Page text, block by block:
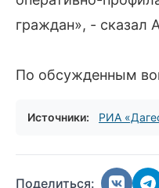
граждан», - сказал
По обсужденным
Источники: РИА
Поделиться: